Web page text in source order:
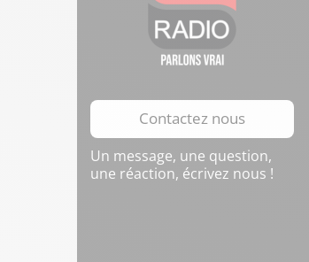
Contactez nous
Un message, une question,
une réaction, écrivez nous !